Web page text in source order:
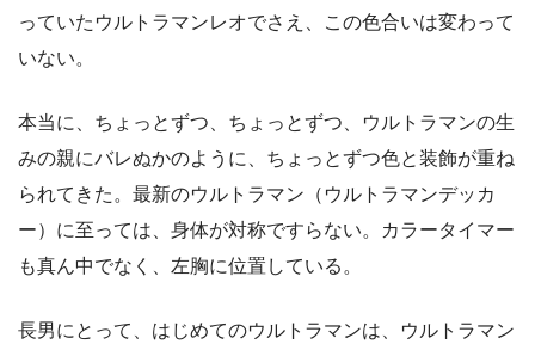
っていたウルトラマンレオでさえ、この色合いは変わって
いない。
本当に、ちょっとずつ、ちょっとずつ、ウルトラマンの生
みの親にバレぬかのように、ちょっとずつ色と装飾が重ね
られてきた。最新のウルトラマン（ウルトラマンデッカ
ー）に至っては、身体が対称ですらない。カラータイマー
も真ん中でなく、左胸に位置している。
長男にとって、はじめてのウルトラマンは、ウルトラマン